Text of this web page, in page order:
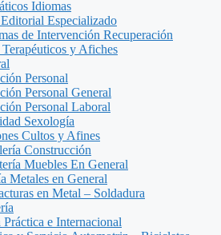
Idiomas
Especializado
de Intervención Recuperación
Terapéuticos y Afiches
Personal
Personal General
Personal Laboral
Sexología
Cultos y Afines
Construcción
Muebles En General
Metales en General
en Metal – Soldadura
Práctica e Internacional